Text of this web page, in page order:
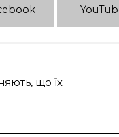
що їх